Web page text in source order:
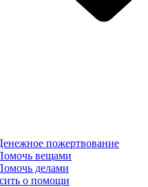
пожертвование
вещами
делами
о помощи